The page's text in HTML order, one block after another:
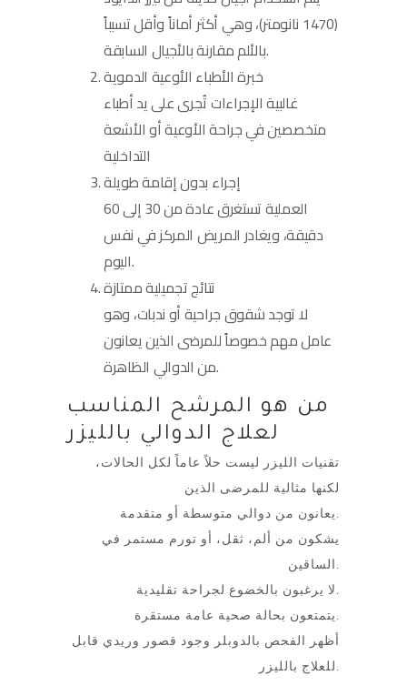
(1470 نانومتر)، وهي أكثر أماناً وأقل تسبباً
بالألم مقارنة بالأجيال السابقة.
خبرة الأطباء الأوعية الدموية
غالبية الإجراءات تُجرى على يد أطباء
متخصصين في جراحة الأوعية أو الأشعة
التداخلية
إجراء بدون إقامة طويلة
العملية تستغرق عادة من 30 إلى 60
دقيقة، ويغادر المريض المركز في نفس
اليوم.
نتائج تجميلية ممتازة
لا توجد شقوق جراحية أو ندبات، وهو
عامل مهم خصوصاً للمرضى الذين يعانون
من الدوالي الظاهرة.
من هو المرشح المناسب
لعلاج الدوالي بالليزر
تقنيات الليزر ليست حلاً عاماً لكل الحالات،
لكنها مثالية للمرضى الذين
يشكون من ألم، ثقل، أو تورم مستمر في
أظهر الفحص بالدوبلر وجود قصور وريدي قابل